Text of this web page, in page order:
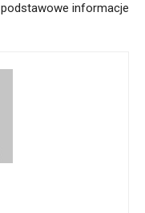
podstawowe informacje